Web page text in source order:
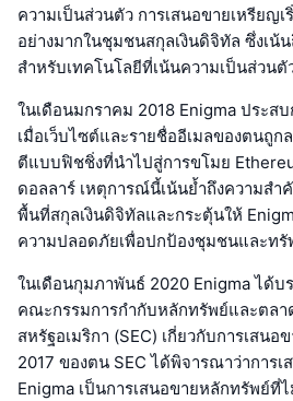
ความเป็นส่วนตัว การเสนอขายเหรียญ
อย่างมากในชุมชนสกุลเงินดิจิทัล ซึ่งเน้
สำหรับเทคโนโลยีที่เน้นความเป็นส่วนตั
ในเดือนมกราคม 2018 Enigma ประส
เมื่อเว็บไซต์และรายชื่ออีเมลของตนถูก
ตีแบบฟิชชิ่งที่นำไปสู่การขโมย
ดอลลาร์ เหตุการณ์นี้เน้นย้ำถึงความส
พื้นที่สกุลเงินดิจิทัลและกระตุ้นให้
ความปลอดภัยเพื่อปกป้องชุมชนและท
ในเดือนกุมภาพันธ์ 2020 Enigma ได้บ
คณะกรรมการกำกับหลักทรัพย์และตล
สหรัฐอเมริกา (SEC) เกี่ยวกับการเสนอ
2017 ของตน SEC ได้พิจารณาว่าการ
Enigma เป็นการเสนอขายหลักทรัพย์ที่